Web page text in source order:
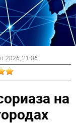
2026 , 21:06
на